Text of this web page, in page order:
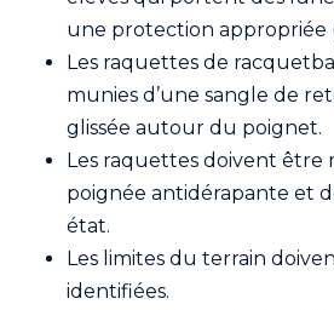
une protection appropriée
Les raquettes de
munies d’une sangle de
glissée autour du poignet.
Les raquettes doivent être
poignée antidérapante et
état.
Les limites du terrain
identifiées.